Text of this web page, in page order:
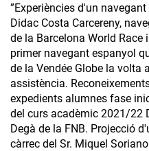
”Experiències d'un
Didac Costa Carcereny,
de la Barcelona World Race
primer navegant espanyol
de la Vendée Globe la volta
assistència.
expedients alumnes fase
del curs acadèmic 2021/22
Degà de la FNB. Projecció
càrrec del Sr. Miquel